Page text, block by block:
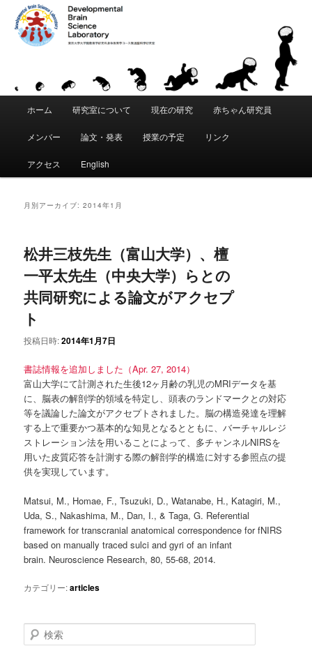
東京大学 大学院教育学研究科 発達脳
科学研究室｜Developmental Brain
Science Laboratory
「発達脳科学」は、東京大学 大学院教育学研究科・身体教育学コースに創設
された教育研究分野です。「こころ」と「からだ」が発達することの根本的
な原理を科学的に追究します。脳・身体・環境の間の動的な相互作用を通じ
て、運動・知覚・認知などがいかにして獲得されるかを研究します。遺伝要
因と環境要因の複雑な関係を分析し、発達と学習における適応性、創造性、
個性の創発メカニズムの理解をめざします。
ュ
メ
イ
ン
コ
テ
ン
ツ
移
動
サ
ブ
コ
ン
ン
ツ
へ
動
ホーム 研究室について 現在の研究 赤ちゃん研究員
メンバー 論文・発表 授業の予定 リンク
アクセス English
月別アーカイブ:2014年1月
松井三枝先生（富山大学）、檀
一平太先生（中央大学）らとの
共同研究による論文がアクセプ
ト
投稿日時:2014年1月7日
書誌情報を追加しました（Apr. 27, 2014）
富山大学にて計測された生後12ヶ月齢の乳児のMRIデータを基
に、脳表の解剖学的領域を特定し、頭表のランドマークとの対応
等を議論した論文がアクセプトされました。脳の構造発達を理解
する上で重要かつ基本的な知見となるとともに、バーチャルレジ
ストレーション法を用いることによって、多チャンネルNIRSを
用いた皮質応答を計測する際の解剖学的構造に対する参照点の提
供を実現しています。
Matsui, M., Homae, F., Tsuzuki, D., Watanabe, H., Katagiri, M.,
Uda, S., Nakashima, M., Dan, I., & Taga, G. Referential
framework for transcranial anatomical correspondence for fNIRS
based on manually traced sulci and gyri of an infant
brain. Neuroscience Research, 80, 55-68, 2014.
カテゴリー:articles
検
索